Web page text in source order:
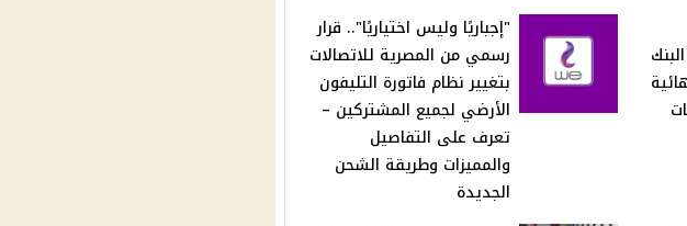
"إجباريًا وليس اختياريًا".. قرار
رسمي من المصرية للاتصالات
بتغيير نظام فاتورة التليفون
الأرضي لجميع المشتركين –
تعرف على التفاصيل
والمميزات وطريقة الشحن
الجديدة